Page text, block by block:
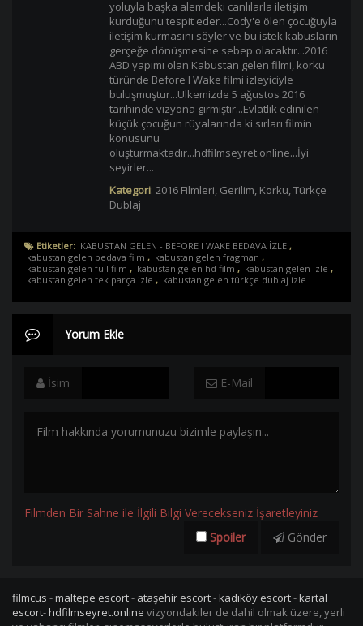
yoluyla başka alemdeki canlılarla iletişim
kurduğunu tespit eder...Cody'e ölen çocuğuyla
iletişim kurmasını söyler ve bu istek kabusların
gerçeğe dönüşmesine sebep olacaktır...2016
ABD yapımı olan Kabustan gelen filmi, korku
türünde Before I Wake filmi izleyiciyle
buluşmuştur...Ülkemizde 5 ağustos 2016
tarihinde vizyona girmiştir...Evlatlık edinilen
küçük çocuğun rüyalarında ki sırları filmin
konusunu
oluşturmaktadır...hdfilmseyret.online...İyi
seyirler...
Kategori: 2016 Filmleri, Gerilim, Korku,Türkçe
Dublaj
Etiketler: KABUSTAN GELEN - BEFORE I WAKE BEDAVA İZLE ,
kabustan gelen bedava film , kabustan gelen fragman ,
kabustan gelen full film , kabustan gelen hd film , kabustan gelen izle ,
kabustan gelen tek parça izle , kabustan gelen türkçe dublaj izle
Yorum Ekle
İsim E-Mail
Filmden Bir Sahne ile İlgili Bilgi Verecekseniz İşaretleyiniz
Spoiler
Gönder
filmcus -maltepe escort- ataşehir escort-kadıköy escort-kartal
escort-hdfilmseyret.online vizyondakiler de dahil olmak üzere, yerli